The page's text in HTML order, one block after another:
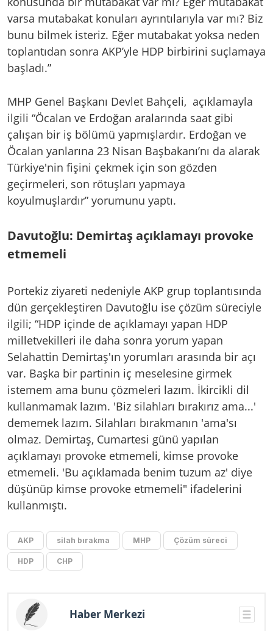
varsa mutabakat konuları ayrıntılarıyla var mı? Biz
bunu bilmek isteriz. Eğer mutabakat yoksa neden
toplantıdan sonra AKP’yle HDP birbirini suçlamaya
başladı.”
MHP Genel Başkanı Devlet Bahçeli, açıklamayla
ilgili “Öcalan ve Erdoğan aralarında saat gibi
çalışan bir iş bölümü yapmışlardır. Erdoğan ve
Öcalan yanlarına 23 Nisan Başbakanı’nı da alarak
Türkiye'nin fişini çekmek için son gözden
geçirmeleri, son rötuşları yapmaya
koyulmuşlardır” yorumunu yaptı.
Davutoğlu: Demirtaş açıklamayı provoke
etmemeli
Portekiz ziyareti nedeniyle AKP grup toplantısında
dün gerçekleştiren Davutoğlu ise çözüm süreciyle
ilgili; “HDP içinde de açıklamayı yapan HDP
milletvekilleri ile daha sonra yorum yapan
Selahattin Demirtaş'ın yorumları arasında bir açı
var. Başka bir partinin iç meselesine girmek
istemem ama bunu çözmeleri lazım. İkircikli dil
kullanmamak lazım. 'Biz silahları bırakırız ama...'
dememek lazım. Silahları bırakmanın 'ama'sı
olmaz. Demirtaş, Cumartesi günü yapılan
açıklamayı provoke etmemeli, kimse provoke
etmemeli. 'Bu açıklamada benim tuzum az' diye
düşünüp kimse provoke etmemeli" ifadelerini
kullanmıştı.
AKP silah bırakma MHP Çözüm süreci
HDP CHP
Haber Merkezi